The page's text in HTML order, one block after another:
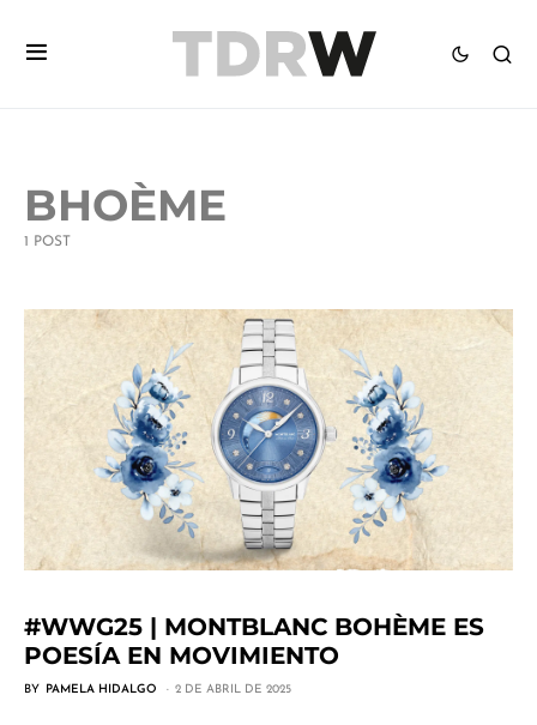
BHOÈME
1 POST
#WWG25 | MONTBLANC BOHÈME ES
POESÍA EN MOVIMIENTO
BY PAMELA HIDALGO 2 DE ABRIL DE 2025